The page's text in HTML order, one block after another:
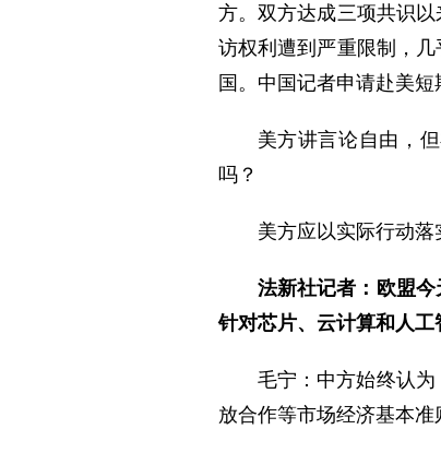
方。双方达成三项共识
访权利遭到严重限制，
国。中国记者申请赴美
美方讲言论自由，
吗？
美方应以实际行动落
法新社记者：欧盟
针对芯片、云计算和人工
毛宁：中方始终认
放合作等市场经济基本准